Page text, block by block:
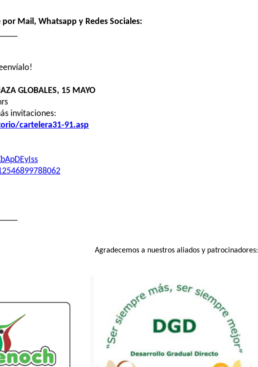
Mail, Whatsapp y Redes Sociales:
GLOBALES, 15 MAYO
invitaciones:
cartelera31-91.asp
Agradecemos a nuestros aliados y patrocinadores: